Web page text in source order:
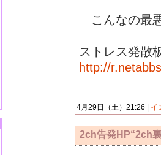
こんなの最
ストレス発散
http://
4月29日（土）21:26 | イ
2ch告発HP“2ch